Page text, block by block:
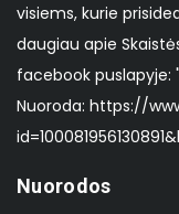
visiems, kurie
daugiau apie
facebook puslapyje:
Nuoroda: https://
Nuorodos